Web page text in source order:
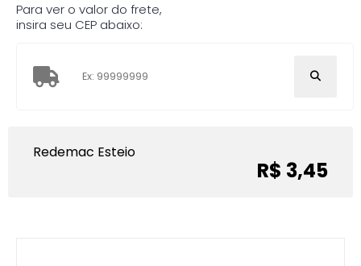
Para ver o valor do frete,
insira seu CEP abaixo:
Redemac Esteio
R$ 3,45